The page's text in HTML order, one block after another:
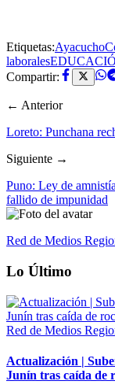
Etiquetas:Ayacucho
laborales
Compartir:
← Anterior
Loreto: Punchana
Siguiente →
Puno: Ley de
fallido de impunidad
Red de Medios
Lo Último
Red de Medios
Actualización |
Junín tras caída de